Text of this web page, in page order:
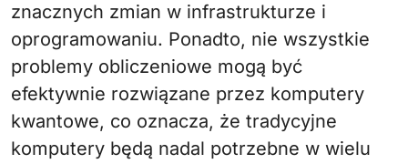
znacznych zmian w infrastrukturze i
oprogramowaniu. Ponadto, nie wszystkie
problemy obliczeniowe mogą być
efektywnie rozwiązane przez komputery
kwantowe, co oznacza, że tradycyjne
komputery będą nadal potrzebne w wielu